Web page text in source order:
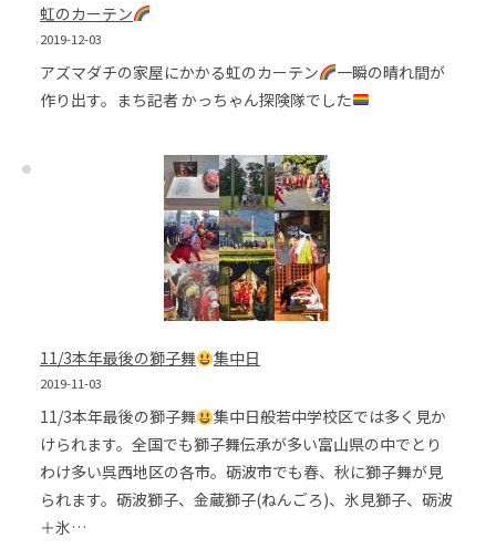
虹のカーテン
2019-12-03
アズマダチの家屋にかかる虹のカーテン
一瞬の晴れ間が
作り出す。まち記者 かっちゃん探険隊でした
11/3本年最後の獅子舞 集中日
2019-11-03
11/3本年最後の獅子舞
集中日般若中学校区では多く見か
けられます。全国でも獅子舞伝承が多い富山県の中でとり
わけ多い呉西地区の各市。砺波市でも春、秋に獅子舞が見
られます。砺波獅子、金蔵獅子(ねんごろ)、氷見獅子、砺波
＋氷…